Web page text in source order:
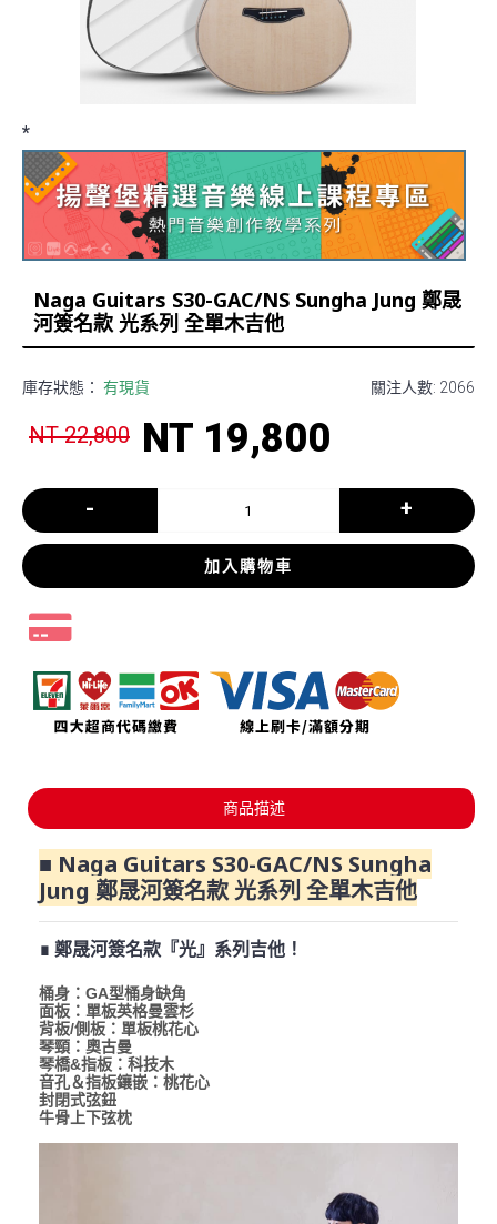
*
Naga Guitars S30-GAC/NS Sungha Jung 鄭晟
河簽名款 光系列 全單木吉他
關注人數: 2066
庫存狀態： 有現貨
NT 22,800 NT 19,800
- +
加入購物車
商品描述
■ Naga Guitars S30-GAC/NS Sungha
Jung 鄭晟河簽名款 光系列 全單木吉他
∎ 鄭晟河簽名款『光』系列吉他！
桶身：GA型桶身缺角
面板：單板英格曼雲杉
背板/側板：單板桃花心
琴頸：奧古曼
琴橋&指板：科技木
音孔＆指板鑲嵌：桃花心
封閉式弦鈕
牛骨上下弦枕